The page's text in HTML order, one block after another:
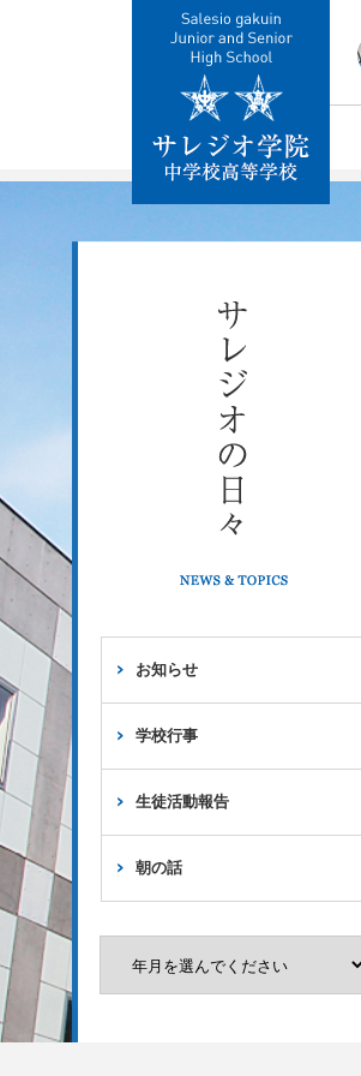
お知らせ
学校行事
生徒活動報告
朝の話